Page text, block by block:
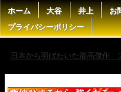
ホーム 大谷 井上 お
プライバシーポリシー
日本から羽ばたいた最高傑作